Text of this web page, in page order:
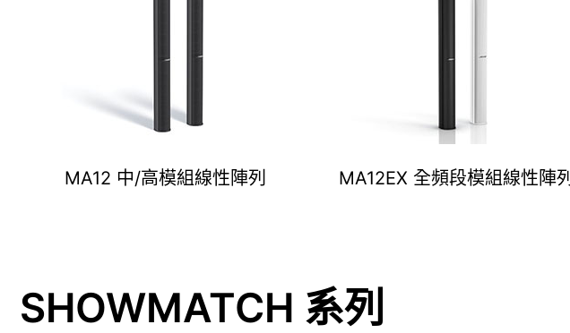
MA12 中/高模組線性陣列 MA12EX 全頻段模組線性陣列
SHOWMATCH 系列